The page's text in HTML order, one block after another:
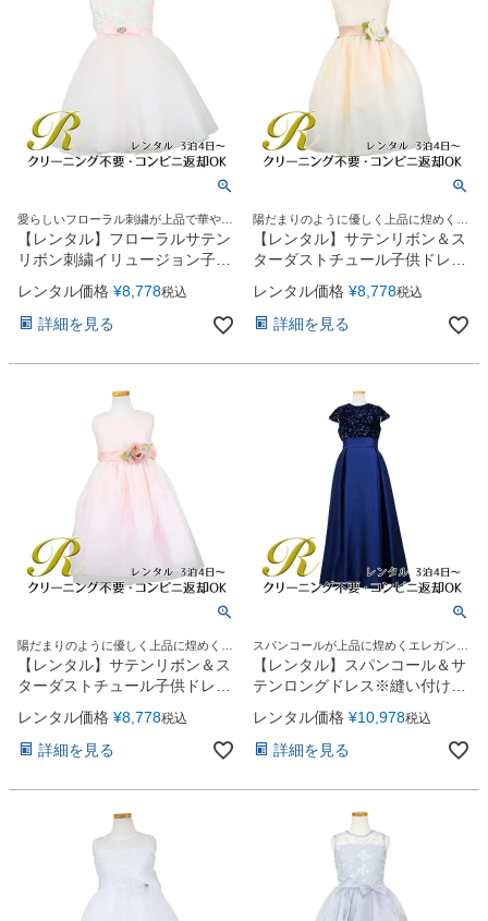
愛らしいフローラル刺繍が上品で華やか
なドレス♪
【レンタル】フローラルサテン
リボン刺繍イリュージョン子供
ドレス(KD365)ピンク
レンタル価格 ¥8,778税込
詳細を見る
陽だまりのように優しく上品に煌めくス
ターダストドレス。
【レンタル】サテンリボン＆ス
ターダストチュール子供ドレス
(CK329)タープ
レンタル価格 ¥8,778税込
詳細を見る
陽だまりのように優しく上品に煌めくス
ターダストドレス。
【レンタル】サテンリボン＆ス
ターダストチュール子供ドレス
(CK329)ブラッシュピンク
レンタル価格 ¥8,778税込
詳細を見る
スパンコールが上品に煌めくエレガント
Ａラインロングドレス
【レンタル】スパンコール＆サ
テンロングドレス※縫い付けリ
ボン型(YP136A)ネイビー
レンタル価格 ¥10,978税込
詳細を見る